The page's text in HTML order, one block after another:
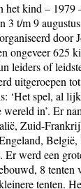
het kind – 1979
3 t/m 9
door
ongeveer 625
leiders of
uitgeroepen
‘Het spel, al
wereld in’. Er
Zuid-
België,
Er werd een
8 tenten
tenten.